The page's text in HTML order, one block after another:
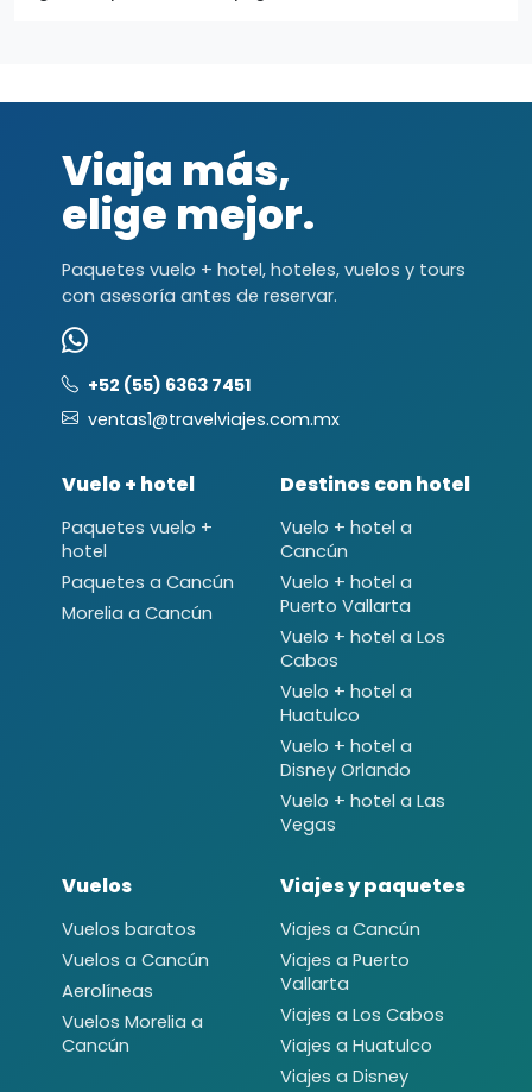
Viaja más,
elige mejor.
Paquetes vuelo + hotel, hoteles, vuelos y tours
con asesoría antes de reservar.
+52 (55) 6363 7451
ventas1@travelviajes.com.mx
Vuelo + hotel
Paquetes vuelo +
hotel
Paquetes a Cancún
Morelia a Cancún
Destinos con hotel
Vuelo + hotel a
Cancún
Vuelo + hotel a
Puerto Vallarta
Vuelo + hotel a Los
Cabos
Vuelo + hotel a
Huatulco
Vuelo + hotel a
Disney Orlando
Vuelo + hotel a Las
Vegas
Vuelos
Vuelos baratos
Vuelos a Cancún
Aerolíneas
Vuelos Morelia a
Cancún
Viajes y paquetes
Viajes a Cancún
Viajes a Puerto
Vallarta
Viajes a Los Cabos
Viajes a Huatulco
Viajes a Disney